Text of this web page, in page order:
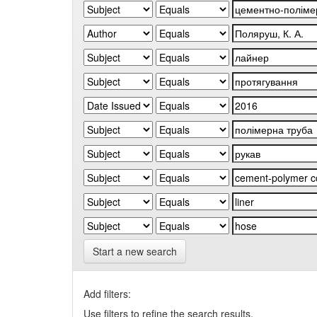
Start a new search
Add filters:
Use filters to refine the search results.